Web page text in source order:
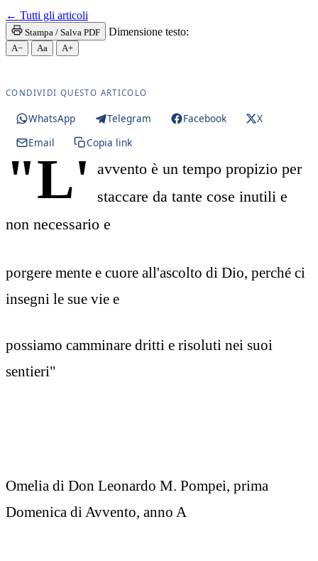
← Tutti gli articoli
Stampa / Salva PDF Dimensione testo:
A− Aa A+
CONDIVIDI QUESTO ARTICOLO
WhatsApp Telegram Facebook
X
Email
Copia link
"L'
avvento è un tempo propizio per
staccare da tante cose inutili e
non necessario e
porgere mente e cuore all'ascolto di Dio, perché ci
insegni le sue vie e
possiamo camminare dritti e risoluti nei suoi
sentieri"
Omelia di Don Leonardo M. Pompei, prima
Domenica di Avvento, anno A